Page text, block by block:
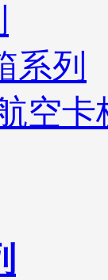
系列
空卡